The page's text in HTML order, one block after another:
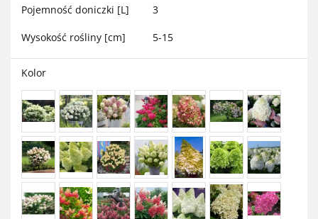
Pojemność doniczki [L] 3
Wysokość rośliny [cm] 5-15
Kolor